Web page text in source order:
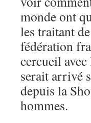
monde ont
les traitant
fédération
cercueil
serait arrivé
depuis la
hommes.